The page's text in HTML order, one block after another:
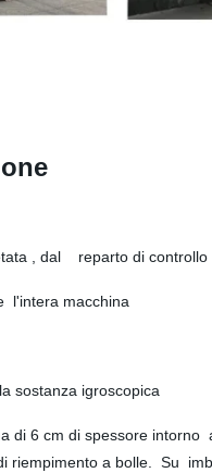
, dal reparto di
l'intera macchina
sostanza igroscopica
6 cm di spessore intorno
riempimento a bolle. Su